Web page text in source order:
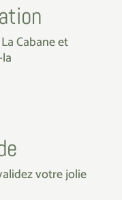
Cabane et
votre jolie